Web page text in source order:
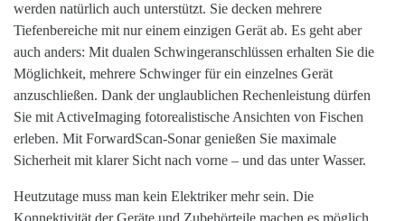
werden natürlich auch unterstützt. Sie decken mehrere
Tiefenbereiche mit nur einem einzigen Gerät ab. Es geht aber
auch anders: Mit dualen Schwingeranschlüssen erhalten Sie die
Möglichkeit, mehrere Schwinger für ein einzelnes Gerät
anzuschließen. Dank der unglaublichen Rechenleistung dürfen
Sie mit ActiveImaging fotorealistische Ansichten von Fischen
erleben. Mit ForwardScan-Sonar genießen Sie maximale
Sicherheit mit klarer Sicht nach vorne – und das unter Wasser.
Heutzutage muss man kein Elektriker mehr sein. Die